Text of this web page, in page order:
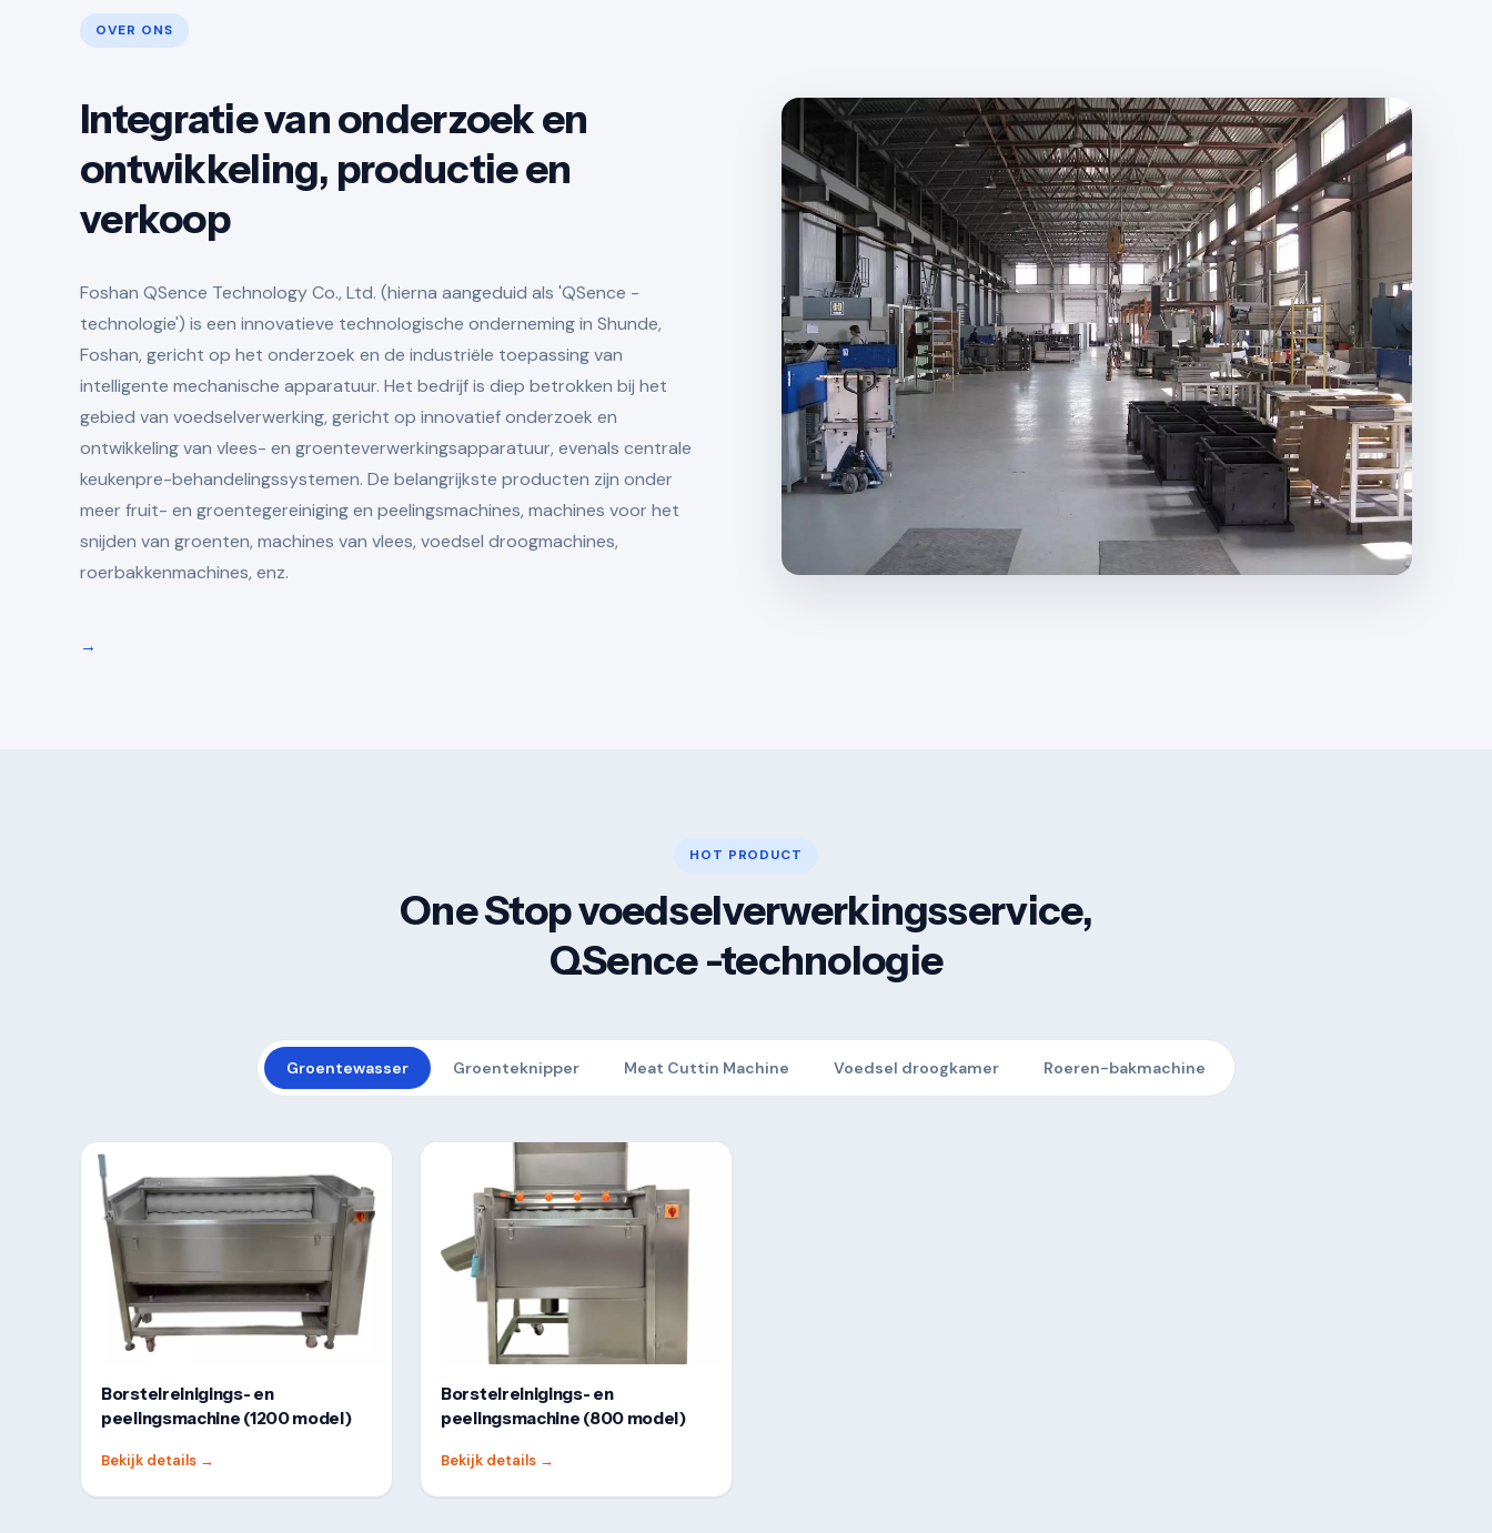
OVER ONS
Integratie van onderzoek en
ontwikkeling, productie en
verkoop
Foshan QSence Technology Co., Ltd. (hierna aangeduid als 'QSence -
technologie') is een innovatieve technologische onderneming in Shunde,
Foshan, gericht op het onderzoek en de industriële toepassing van
intelligente mechanische apparatuur. Het bedrijf is diep betrokken bij het
gebied van voedselverwerking, gericht op innovatief onderzoek en
ontwikkeling van vlees- en groenteverwerkingsapparatuur, evenals centrale
keukenpre-behandelingssystemen. De belangrijkste producten zijn onder
meer fruit- en groentegereiniging en peelingsmachines, machines voor het
snijden van groenten, machines van vlees, voedsel droogmachines,
roerbakkenmachines, enz.
→
HOT PRODUCT
One Stop voedselverwerkingsservice,
QSence -technologie
Groentewasser Groenteknipper Meat Cuttin Machine Voedsel droogkamer Roeren-bakmachine
Borstelreinigings- en
peelingsmachine (1200 model)
Bekijk details →
Borstelreinigings- en
peelingsmachine (800 model)
Bekijk details →